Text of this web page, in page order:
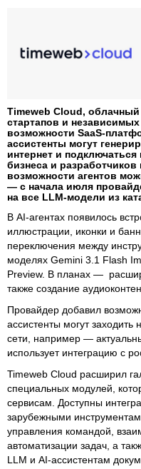
Timeweb Cloud,
стартапов и
возможности SaaS-
ассистенты могут
интернет и
бизнеса и
возможности агентов
— с начала июля
на все LLM-модели из
В AI-агентах появилось
иллюстрации, иконки и
переключения между
моделях Gemini 3.1 Flash
Preview. В планах —
также создание
Провайдер добавил
ассистенты могут
сети, например —
использует интеграцию с
Timeweb Cloud расширил
специальных модулей,
сервисам. Доступны
зарубежными
управления командой,
автоматизации задач, а
LLM и AI-ассистентам